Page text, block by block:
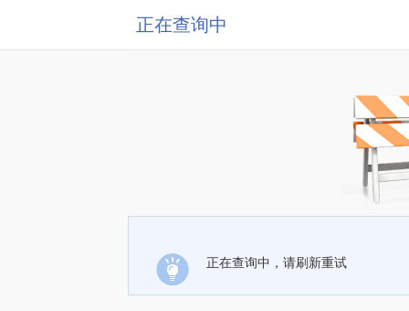
正在查询中
正在查询中，请刷新重试